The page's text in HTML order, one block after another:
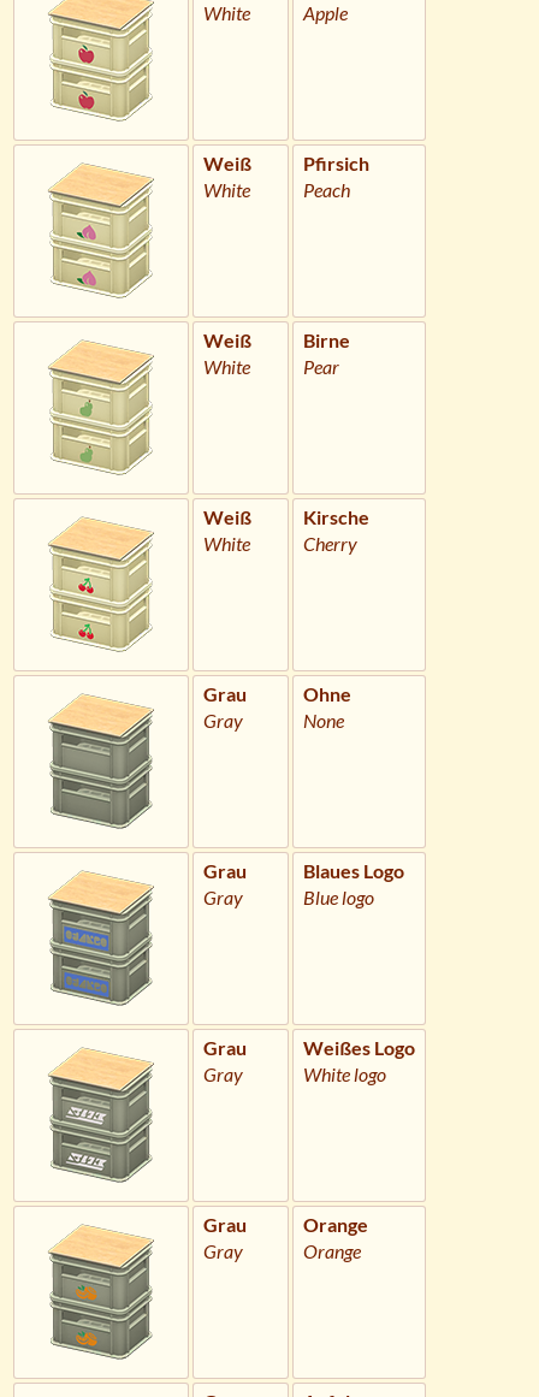
White
Apple
Weiß
White
Pfirsich
Peach
Weiß
White
Birne
Pear
Weiß
White
Kirsche
Cherry
Grau
Gray
Ohne
None
Grau
Gray
Blaues Logo
Blue logo
Grau
Gray
Weißes Logo
White logo
Grau
Gray
Orange
Orange